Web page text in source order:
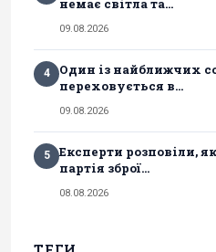
немає світла та...
09.08.2026
4
Один із найближчих
переховується в...
09.08.2026
5
Експерти розповіли,
партія зброї...
08.08.2026